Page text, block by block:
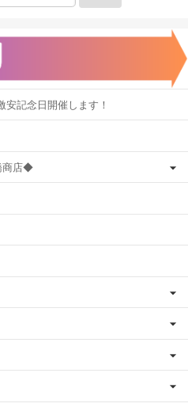
安記念日開催します！
商店◆